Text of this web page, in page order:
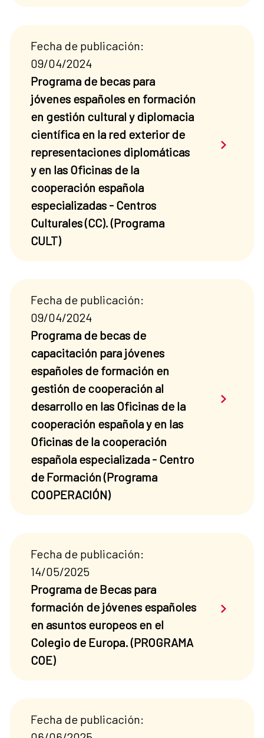
Fecha de publicación:
09/04/2024
Programa de becas para
jóvenes españoles en formación
en gestión cultural y diplomacia
científica en la red exterior de
representaciones diplomáticas
y en las Oficinas de la
cooperación española
especializadas - Centros
Culturales (CC). (Programa
CULT)
Saber
Fecha de publicación:
09/04/2024
Programa de becas de
capacitación para jóvenes
españoles de formación en
gestión de cooperación al
desarrollo en las Oficinas de la
cooperación española y en las
Oficinas de la cooperación
española especializada - Centro
de Formación (Programa
COOPERACIÓN)
Saber
Fecha de publicación:
14/05/2025
Programa de Becas para
formación de jóvenes españoles
en asuntos europeos en el
Colegio de Europa. (PROGRAMA
COE)
Saber
Fecha de publicación: